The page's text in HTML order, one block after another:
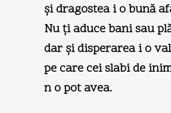
şi dragostea i o bună
Nu ţi aduce bani sau
dar şi disperarea i o
pe care cei slabi de
n o pot avea.